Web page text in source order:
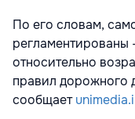
По его словам,
регламентированы
относительно
правил дорожного
сообщает